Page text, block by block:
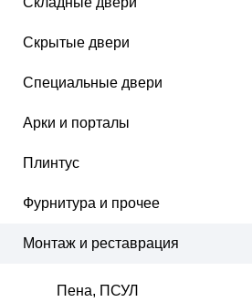
Скрытые двери
Специальные двери
Арки и порталы
Плинтус
Фурнитура и прочее
Монтаж и реставрация
Пена, ПСУЛ